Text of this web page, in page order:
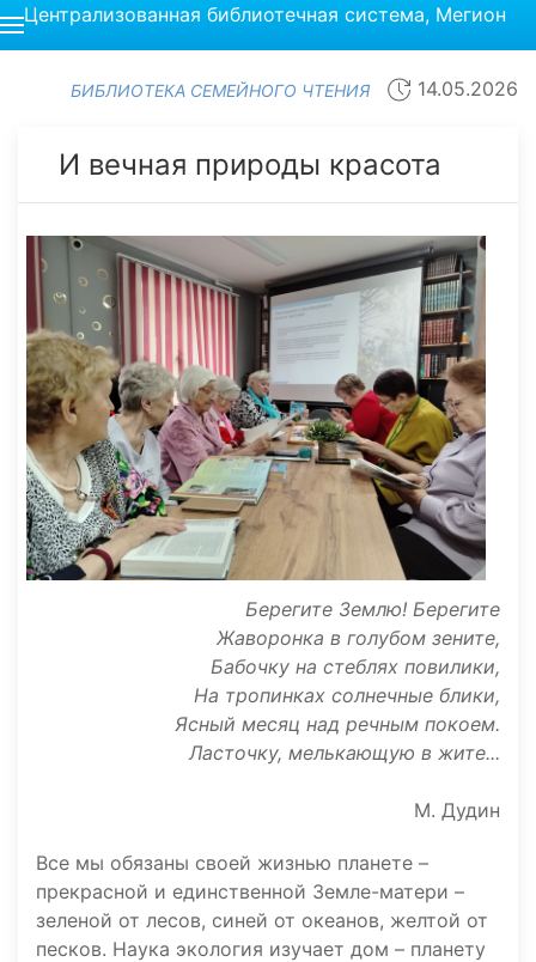
Централизованная библиотечная система, Мегион
БИБЛИОТЕКА СЕМЕЙНОГО ЧТЕНИЯ 14.05.2026
И вечная природы красота
Берегите Землю! Берегите
Жаворонка в голубом зените,
Бабочку на стеблях повилики,
На тропинках солнечные блики,
Ясный месяц над речным покоем.
Ласточку, мелькающую в жите...
М. Дудин
Все мы обязаны своей жизнью планете –
прекрасной и единственной Земле-матери –
зеленой от лесов, синей от океанов, желтой от
песков. Наука экология изучает дом – планету